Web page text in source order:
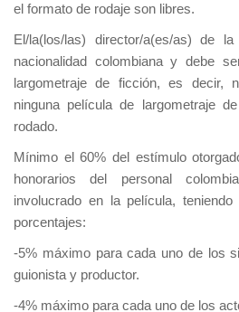
el formato de rodaje son libres.
El/la(los/las) director/a(es/as) de
nacionalidad colombiana y debe
largometraje de ficción, es decir,
ninguna película de largometraje
rodado.
Mínimo el 60% del estímulo
honorarios del personal
involucrado en la película,
porcentajes:
-5% máximo para cada uno de los
guionista y productor.
-4% máximo para cada uno de los